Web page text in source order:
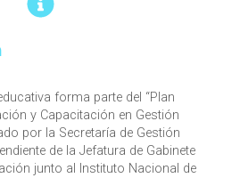
forma parte del “Plan
y Capacitación en Gestión
por la Secretaría de Gestión
de la Jefatura de Gabinete
junto al Instituto Nacional de